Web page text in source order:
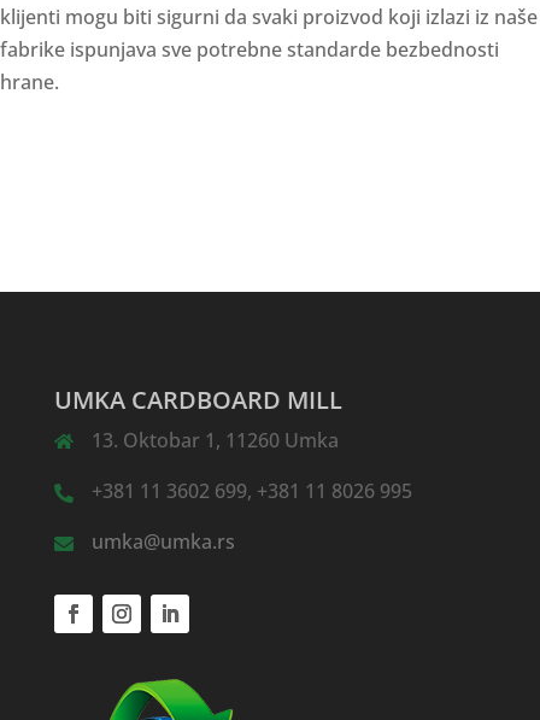
klijenti mogu biti sigurni da svaki proizvod koji izlazi iz naše
fabrike ispunjava sve potrebne standarde bezbednosti
hrane.
UMKA CARDBOARD MILL
13. Oktobar 1, 11260 Umka
+381 11 3602 699, +381 11 8026 995
umka@umka.rs